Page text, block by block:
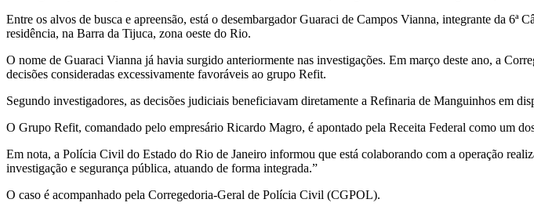
Entre os alvos de busca e apreensão, está o desembargador Guaraci de Campos Vianna, integrante da
residência, na Barra da Tijuca, zona oeste do Rio.
O nome de Guaraci Vianna já havia surgido anteriormente nas investigações. Em março deste ano, a
decisões consideradas excessivamente favoráveis ao grupo Refit.
Segundo investigadores, as decisões judiciais beneficiavam diretamente a Refinaria de Manguinhos em
O Grupo Refit, comandado pelo empresário Ricardo Magro, é apontado pela Receita Federal como um
Em nota, a Polícia Civil do Estado do Rio de Janeiro informou que está colaborando com a operação
investigação e segurança pública, atuando de forma integrada.”
O caso é acompanhado pela Corregedoria-Geral de Polícia Civil (CGPOL).